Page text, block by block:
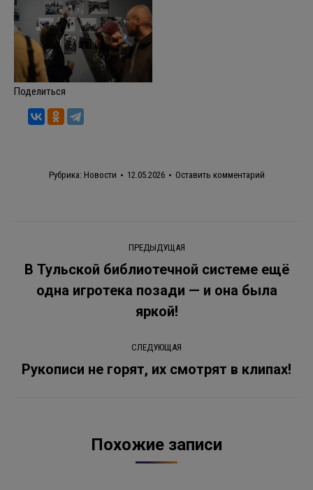
Поделиться
Рубрика: Новости 12.05.2026 Оставить комментарий
Навигация
по
записям
ПРЕДЫДУЩАЯ
Предыдущая
запись:
В Тульской библиотечной системе ещё
одна игротека позади — и она была
яркой!
СЛЕДУЮЩАЯ
Следующая
Рукописи не горят, их смотрят в клипах!
Похожие записи